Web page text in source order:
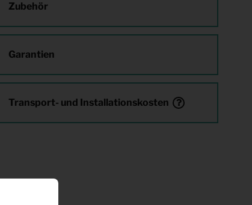
Zubehör
Garantien
Transport- und Installationskosten